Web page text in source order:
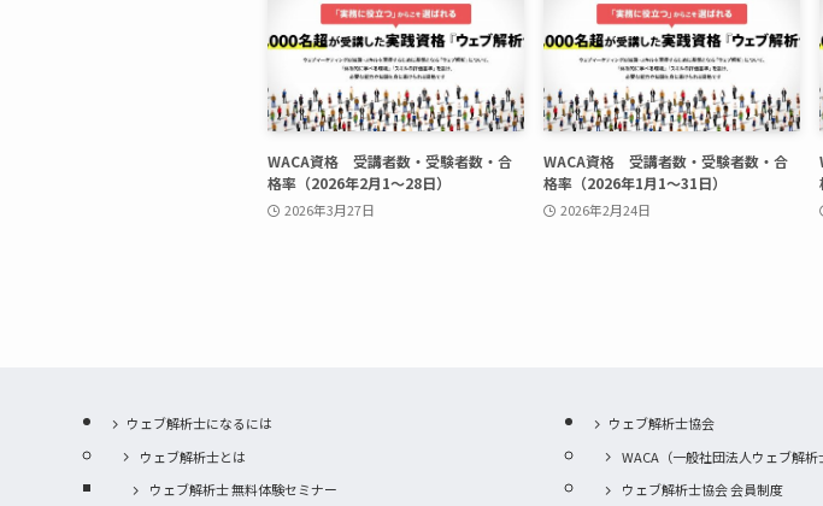
WACA資格 受講者数・受験者数・合
格率（2026年2月1〜28日）
2026年3月27日
WACA資格 受講者数・受験者数・合
格率（2026年1月1〜31日）
2026年2月24日
ウェブ解析士になるには
ウェブ解析士とは
ウェブ解析士 無料体験セミナー
ウェブ解析士協会
WACA（一般社団法人ウェブ解
ウェブ解析士協会 会員制度